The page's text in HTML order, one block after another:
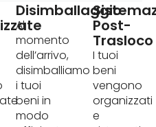
Disimballaggio
Al
momento
dell’arrivo,
disimballiamo
i tuoi
beni in
modo
Post-
Trasloco
I tuoi
beni
vengono
organizzati
e